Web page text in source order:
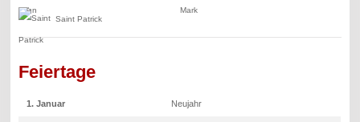
Saint Patrick
Feiertage
1. Januar Neujahr